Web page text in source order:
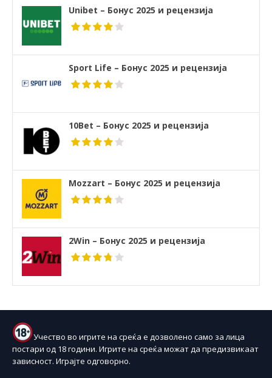
Unibet – Бонус 2025 и рецензија
Sport Life – Бонус 2025 и рецензија
10Bet – Бонус 2025 и рецензија
Mozzart – Бонус 2025 и рецензија
2Win – Бонус 2025 и рецензија
Учество во игрите на среќа е дозволено само за лица
постари од 18 години. Игрите на среќа можат да предизвикаат
зависност. Играјте одговорно.